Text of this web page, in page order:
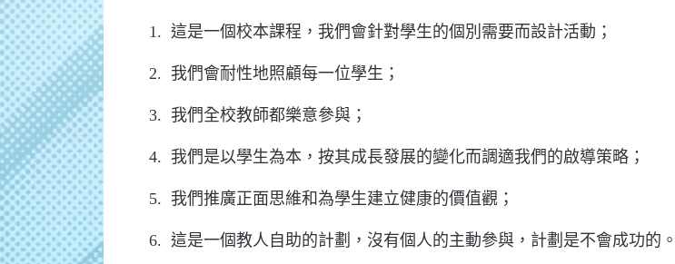
1. 這是一個校本課程，我們會針對學生的個別需要而設計活動；
2. 我們會耐性地照顧每一位學生；
3. 我們全校教師都樂意參與；
4. 我們是以學生為本，按其成長發展的變化而調適我們的啟導策略；
5. 我們推廣正面思維和為學生建立健康的價值觀；
6. 這是一個教人自助的計劃，沒有個人的主動參與，計劃是不會成功的。